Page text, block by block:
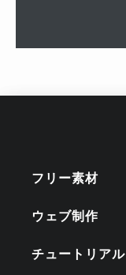
フリー素材
ウェブ制作
チュートリアル